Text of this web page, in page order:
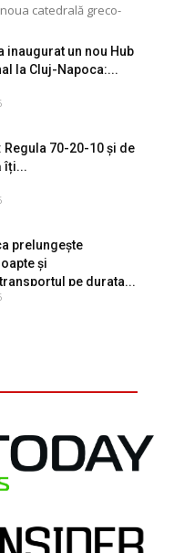
catedrală greco-
inaugurat un nou Hub
la Cluj-Napoca:...
70-20-10 și de
îți...
prelungește
și
pe durata...